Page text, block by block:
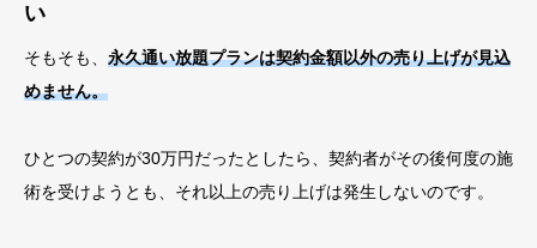
い
そもそも、 永久通い放題プランは契約金額以外の売り上げが見込
めません。
ひとつの契約が30万円だったとしたら、契約者がその後何度の施
術を受けようとも、それ以上の売り上げは発生しないのです。